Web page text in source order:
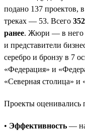
подано 137 проектов,
треках — 53. Всего
ранее. Жюри — в него
и представители
серебро и бронзу в 7
«Федерация» и
«Северная столица»
Проекты
• Эффективность —